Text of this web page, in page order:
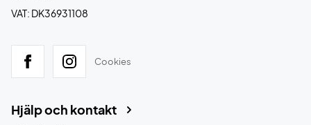
VAT: DK36931108
Cookies
Hjälp och kontakt